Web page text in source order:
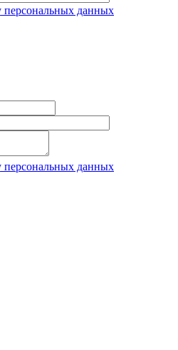
персональных данных
персональных данных